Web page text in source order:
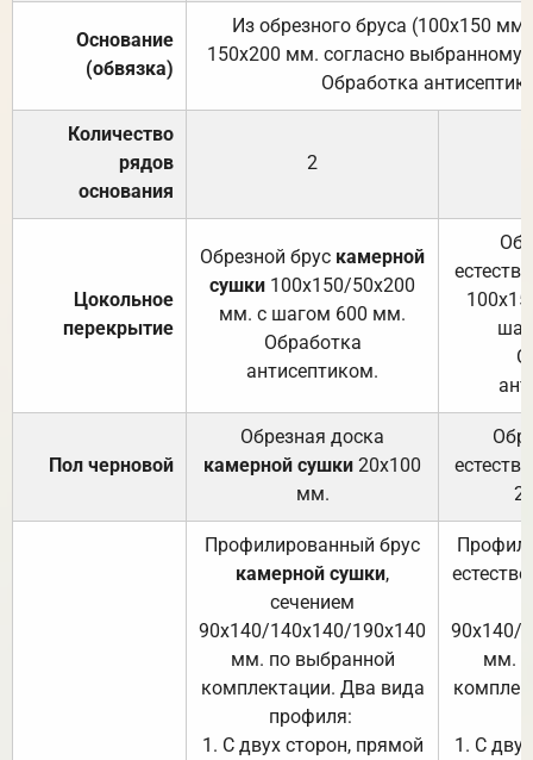
Основание
(обвязка)
Из обрезного бруса (100х150
150х200 мм. согласно выбранному
Обработка
Количество
рядов
основания
2
Цокольное
перекрытие
Обрезной брус камерной
сушки 100х150/50х200
мм. с шагом 600 мм.
Обработка
антисептиком.
Пол черновой
Обрезная доска
камерной сушки 20х100
мм.
Профилированный брус
камерной сушки,
сечением
90х140/140х140/190х140
мм. по выбранной
комплектации. Два вида
профиля:
1. С двух сторон, прямой
90х140/
мм.
1. С